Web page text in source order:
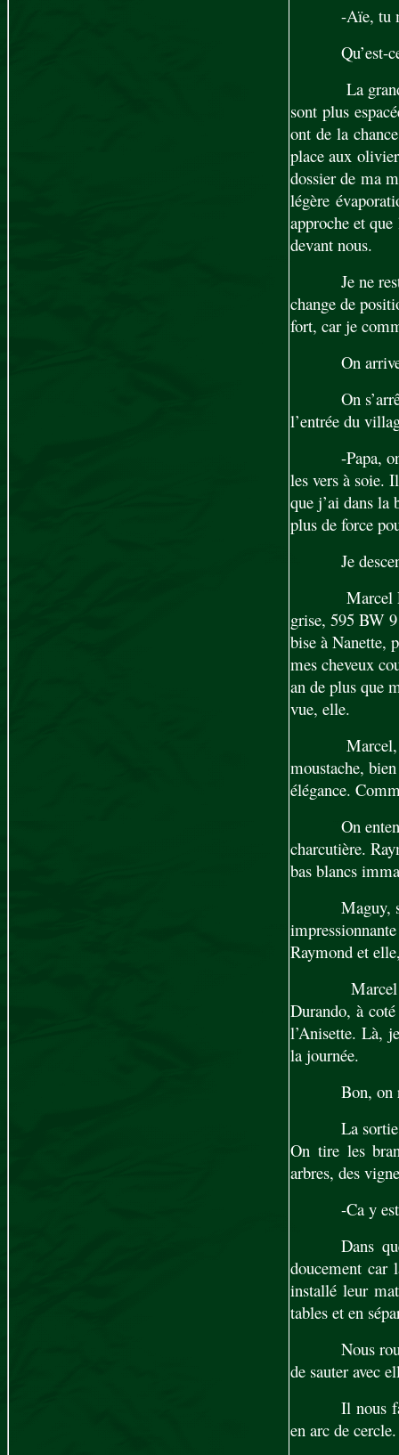
-Aïe, tu
Qu’est-
La
sont plus
ont de la
place aux
dossier de ma
légère
approche et
devant nous.
Je ne
change de
fort, car je
On
On
l’entrée du
-Papa,
les vers à soie.
que j’ai dans la
plus de force
Je
Marcel
grise, 595 BW
bise à Nanette,
mes cheveux
an de plus que
vue, elle.
moustache,
élégance.
On
charcutière.
bas blancs
Maguy,
Raymond et
Durando, à
l’Anisette. Là,
la journée.
Bon, on
La
On tire les
arbres, des
-Ca y
Dans
doucement car
installé leur
tables et en
Nous
de sauter avec
Il nous
en arc de cercle.